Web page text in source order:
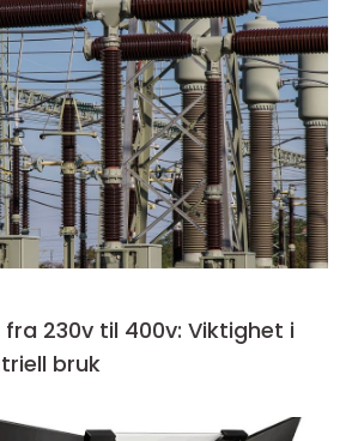
230v til 400v: Viktighet i
bruk